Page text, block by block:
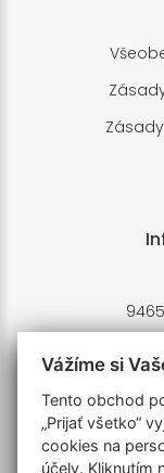
Vážíme si
Tento obchod
„Prijať všetko“
cookies na
účely. Kliknutím